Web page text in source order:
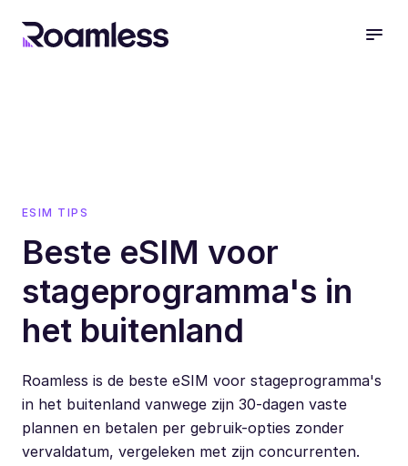
ESIM TIPS
Beste eSIM voor
stageprogramma's in
het buitenland
Roamless is de beste eSIM voor stageprogramma's
in het buitenland vanwege zijn 30-dagen vaste
plannen en betalen per gebruik-opties zonder
vervaldatum, vergeleken met zijn concurrenten.